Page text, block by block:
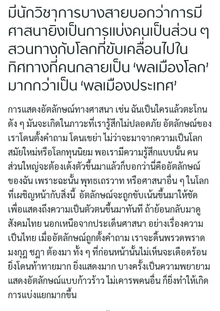
มีนักวิชาการบางสายบอกว่าการมี
ศาสนายิ่งเป็นการแบ่งคนเป็นส่วน ๆ
สวนทางกับโลกที่ขับเคลื่อนไปใน
ทิศทางที่คนกลายเป็น ‘พลเมืองโลก’
มากกว่าเป็น ‘พลเมืองประเทศ’
การแสดงอัตลักษณ์ทางศาสนา เช่น ฉันเป็นใครแล้วตะโกน
ดัง ๆ มันจะเกิดในภาวะที่เรารู้สึกไม่ปลอดภัย อัตลักษณ์ของ
เราโดนตั้งคำถาม โดนเขย่า ไม่ว่าจะมาจากความเป็นโลก
สมัยใหม่หรือโลกทุนนิยม พอเรามีความรู้สึกแบบนั้น คน
ส่วนใหญ่จะต้องเด้งตัวขึ้นมาแล้วก็บอกว่านี่คืออัตลักษณ์
ของฉัน เพราะฉะนั้น พุทธเถรวาท หรือศาสนาอื่น ๆ ในโลก
ที่เผชิญหน้ากับสิ่งนี้ อัตลักษณ์จะถูกขับเน้นขึ้นมาให้ชัด
เพื่อแสดงถึงความเป็นตัวตนขึ้นมาทันที ถ้าย้อนกลับมาดู
สังคมไทย นอกเหนือจากประเด็นศาสนา อย่างเรื่องความ
เป็นไทย เมื่ออัตลักษณ์ถูกตั้งคำถาม เราจะดิ้นพรวดพราด
มงกุฎ ชฎา ต้องมา ทั้ง ๆ ที่ก่อนหน้านั้นไม่เห็นจะเดือดร้อน
ยิ่งโดนท้าทายมาก ยิ่งแสดงมาก บางครั้งเป็นความพยายาม
แสดงอัตลักษณ์แบบก้าวร้าว ไม่เคารพคนอื่น ก็ยิ่งทำให้เกิด
การแบ่งแยกมากขึ้น